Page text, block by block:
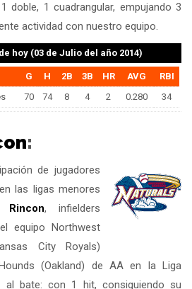
doble, 1 cuadrangular, empujando 3
actividad con nuestro equipo.
hoy (03 de Julio del año 2014)
G H 2B 3B HR AVG
RBI
70 74 8 4 2 0.280 34
:
de jugadores
las ligas menores
Rincon, infielders
equipo Northwest
City Royals)
(Oakland) de AA en la Liga
al bate: con 1 hit, consiguiendo su